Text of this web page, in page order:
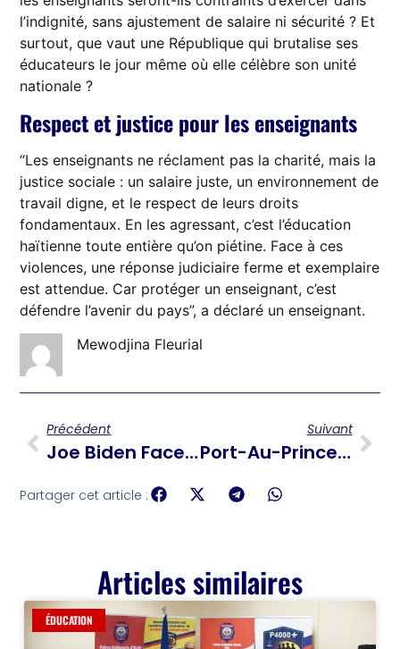
l’indignité, sans ajustement de salaire ni sécurité ? Et
surtout, que vaut une République qui brutalise ses
éducateurs le jour même où elle célèbre son unité
nationale ?
Respect et justice pour les enseignants
“Les enseignants ne réclament pas la charité, mais la
justice sociale : un salaire juste, un environnement de
travail digne, et le respect de leurs droits
fondamentaux. En les agressant, c’est l’éducation
haïtienne toute entière qu’on piétine. Face à ces
violences, une réponse judiciaire ferme et exemplaire
est attendue. Car protéger un enseignant, c’est
défendre l’avenir du pays”, a déclaré un enseignant.
Mewodjina Fleurial
Précédent
Joe Biden Face Au Cancer : Une Forme Agressive De La Prostate Avec Métastases Osseuses
Suivant
Port-Au-Prince Plongée Dans Le Noir : La Centrale De Péligre Fermée Par Des Manifestants
Partager cet article :
Articles similaires
ÉDUCATION